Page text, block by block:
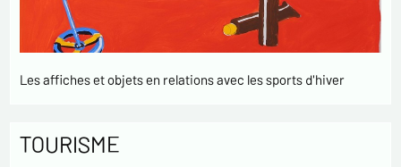
Les affiches et objets en relations avec les sports d'hiver
TOURISME